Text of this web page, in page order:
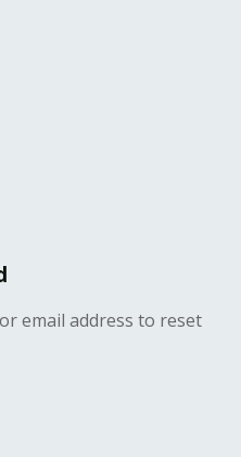
email address to reset